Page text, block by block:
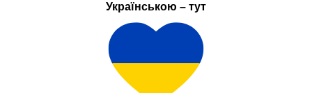
Українською – тут